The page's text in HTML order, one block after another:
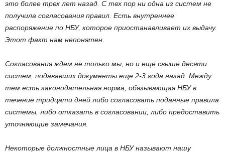
это более трех лет назад. С тех пор ни одна из систем не
получила согласования правил. Есть внутреннее
распоряжение по НБУ, которое приостанавливает их выдачу.
Этот факт нам непонятен.
Согласования ждем не только мы, но и еще свыше десяти
систем, подававших документы еще 2-3 года назад. Между
тем есть законодательная норма, обязывающая НБУ в
течение тридцати дней либо согласовать поданные правила
системы, либо отказать в согласовании, либо предоставить
уточняющие замечания.
Некоторые должностные лица в НБУ называют нашу